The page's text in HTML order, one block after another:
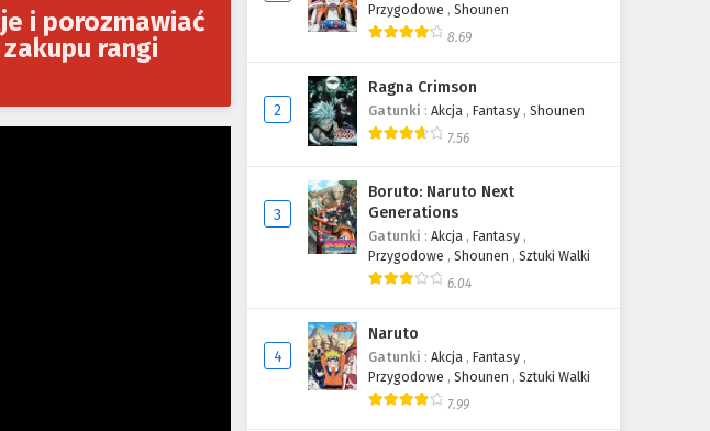
i porozmawiać
rangi
Przygodowe , Shounen
8.69
2
Ragna Crimson
Gatunki : Akcja , Fantasy , Shounen
7.56
3
Boruto: Naruto Next
Generations
Gatunki : Akcja , Fantasy ,
Przygodowe , Shounen , Sztuki Walki
6.04
4
Naruto
Gatunki : Akcja , Fantasy ,
Przygodowe , Shounen , Sztuki Walki
7.99